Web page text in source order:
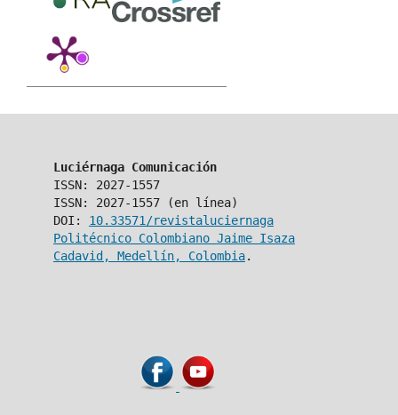
Luciérnaga Comunicación
ISSN: 2027-1557
ISSN: 2027-1557 (en línea)
DOI: 10.33571/revistaluciernaga
Politécnico Colombiano Jaime Isaza
Cadavid, Medellín, Colombia.